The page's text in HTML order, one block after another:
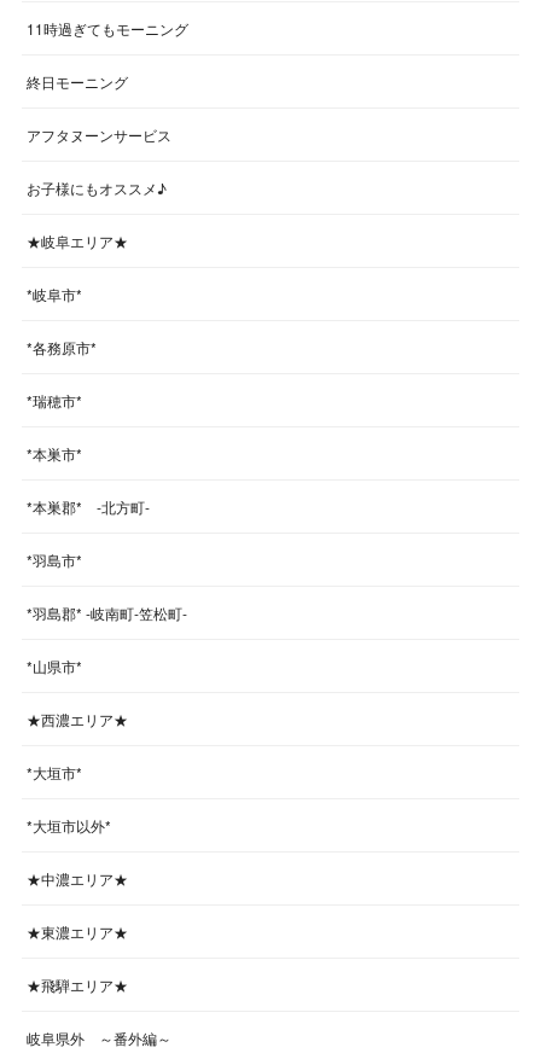
11時過ぎてもモーニング
終日モーニング
アフタヌーンサービス
お子様にもオススメ♪
★岐阜エリア★
*岐阜市*
*各務原市*
*瑞穂市*
*本巣市*
*本巣郡* -北方町-
*羽島市*
*羽島郡* -岐南町-笠松町-
*山県市*
★西濃エリア★
*大垣市*
*大垣市以外*
★中濃エリア★
★東濃エリア★
★飛騨エリア★
岐阜県外 ～番外編～